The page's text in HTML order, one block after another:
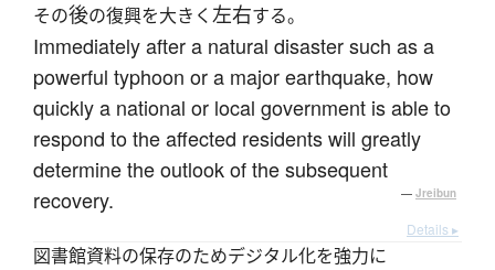
その後の復興を大きく左右する。
Immediately after a natural disaster such as a
powerful typhoon or a major earthquake, how
quickly a national or local government is able to
respond to the affected residents will greatly
determine the outlook of the subsequent
recovery.
— Jreibun
Details ▸
図書館資料の保存のためデジタル化を強力に